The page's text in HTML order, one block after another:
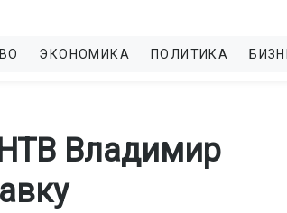
ЭКОНОМИКА ПОЛИТИКА
Владимир